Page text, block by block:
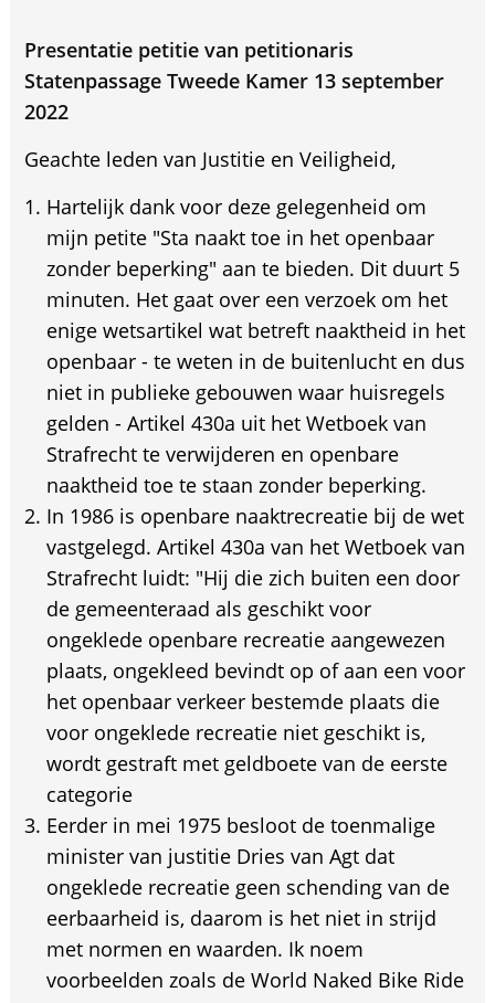
Presentatie petitie van petitionaris
Statenpassage Tweede Kamer 13 september
2022
Geachte leden van Justitie en Veiligheid,
Hartelijk dank voor deze gelegenheid om
mijn petite "Sta naakt toe in het openbaar
zonder beperking" aan te bieden. Dit duurt 5
minuten. Het gaat over een verzoek om het
enige wetsartikel wat betreft naaktheid in het
openbaar - te weten in de buitenlucht en dus
niet in publieke gebouwen waar huisregels
gelden - Artikel 430a uit het Wetboek van
Strafrecht te verwijderen en openbare
naaktheid toe te staan zonder beperking.
In 1986 is openbare naaktrecreatie bij de wet
vastgelegd. Artikel 430a van het Wetboek van
Strafrecht luidt: "Hij die zich buiten een door
de gemeenteraad als geschikt voor
ongeklede openbare recreatie aangewezen
plaats, ongekleed bevindt op of aan een voor
het openbaar verkeer bestemde plaats die
voor ongeklede recreatie niet geschikt is,
wordt gestraft met geldboete van de eerste
categorie
Eerder in mei 1975 besloot de toenmalige
minister van justitie Dries van Agt dat
ongeklede recreatie geen schending van de
eerbaarheid is, daarom is het niet in strijd
met normen en waarden. Ik noem
voorbeelden zoals de World Naked Bike Ride